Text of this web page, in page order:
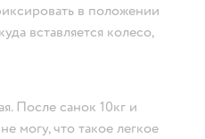
в положении
вставляется колесо,
После санок 10кг и
могу, что такое легкое